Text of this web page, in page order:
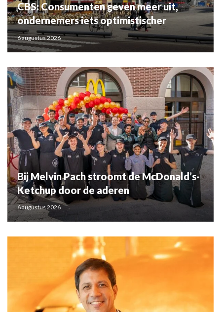
CBS: Consumenten geven meer uit,
ondernemers iets optimistischer
6 augustus 2026
Bij Melvin Pach stroomt de McDonald’s-
Ketchup door de aderen
6 augustus 2026